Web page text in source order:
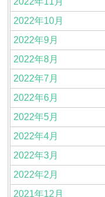
2022年10月
2022年9月
2022年8月
2022年7月
2022年6月
2022年5月
2022年4月
2022年3月
2022年2月
2021年12月